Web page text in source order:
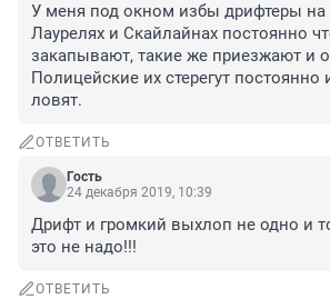
У меня под окном избы дрифтеры на
Лаурелях и Скайлайнах постоянно
закапывают, такие же приезжают и
Полицейские их стерегут постоянно
ловят.
ОТВЕТИТЬ
Гость
24 декабря 2019, 10:39
Дрифт и громкий выхлоп не одно и
это не надо!!!
ОТВЕТИТЬ